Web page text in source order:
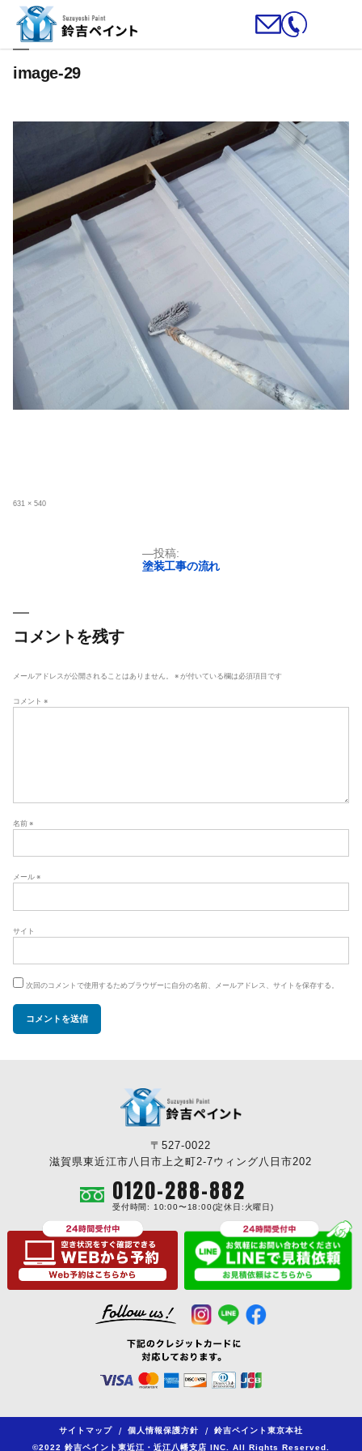
image-29
フ
631 × 540
ビ
ン
投稿:
塗装工事の流れ
コメントを残す
メールアドレスが公開されることはありません。 ※ が付いている欄は必須項目です
コメント ※
名前 ※
メール ※
サイト
次回のコメントで使用するためブラウザーに自分の名前、メールアドレス、サイトを保存する。
〒527-0022
滋賀県東近江市八日市上之町2-7ウィング八日市202
0120-288-882
受付時間: 10:00〜18:00(定休日:火曜日)
サイトマップ / 個人情報保護方針 /
鈴吉ペイント東京本社
©2022 鈴吉ペイント東近江・近江八幡支店 INC. All Rights Reserved.